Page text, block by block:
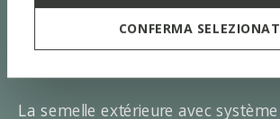
CONFERMA
La semelle extérieure avec